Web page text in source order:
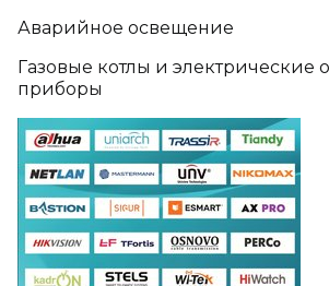
Аварийное освещение
Газовые котлы и электрические
приборы